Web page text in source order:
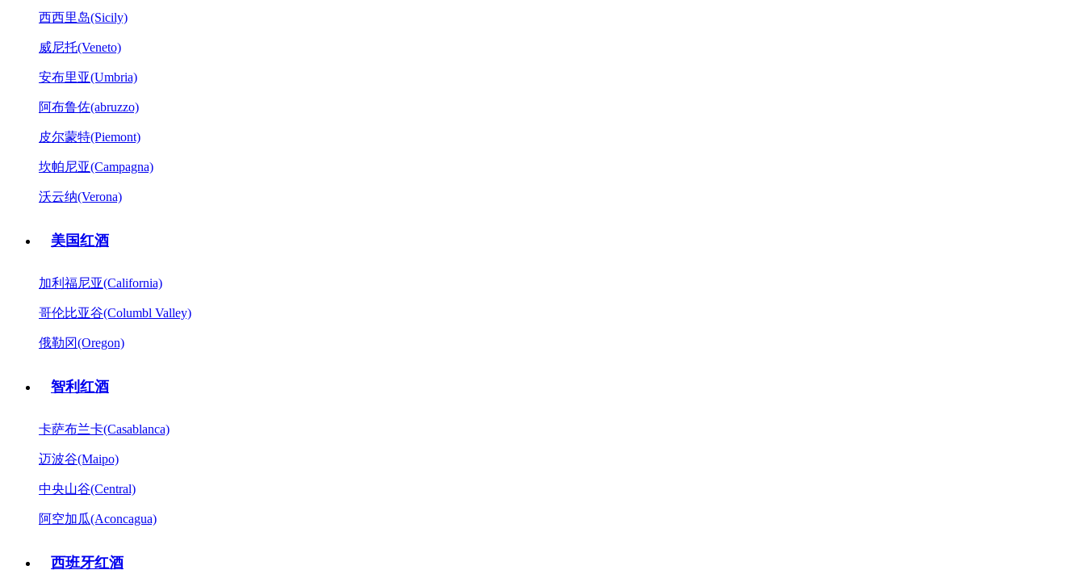
西西里岛(Sicily)
威尼托(Veneto)
安布里亚(Umbria)
阿布鲁佐(abruzzo)
皮尔蒙特(Piemont)
坎帕尼亚(Campagna)
沃云纳(Verona)
美国红酒
加利福尼亚(California)
哥伦比亚谷(Columbl Valley)
俄勒冈(Oregon)
智利红酒
卡萨布兰卡(Casablanca)
迈波谷(Maipo)
中央山谷(Central)
阿空加瓜(Aconcagua)
西班牙红酒